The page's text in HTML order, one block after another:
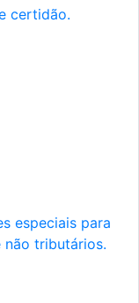
certidão.
especiais para
tributários.